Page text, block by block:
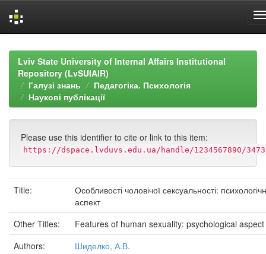
navigationLviv State University of Internal Affairs Institutional
Repository (LvSUIAIR)
Галузі знань
Педагогіка. Психологія
Наукові публікації
Please use this identifier to cite or link to this item:
https://dspace.lvduvs.edu.ua/handle/1234567890/3473
Title:
Особливості чоловічої сексуальності:
аспект
Other Titles:
Features of human sexuality: psychological aspect
Authors:
Шиделко, А.В.